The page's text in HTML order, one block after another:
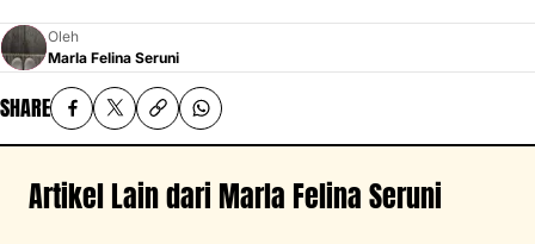
Oleh
Marla Felina Seruni
SHARE
Artikel Lain dari Marla Felina Seruni